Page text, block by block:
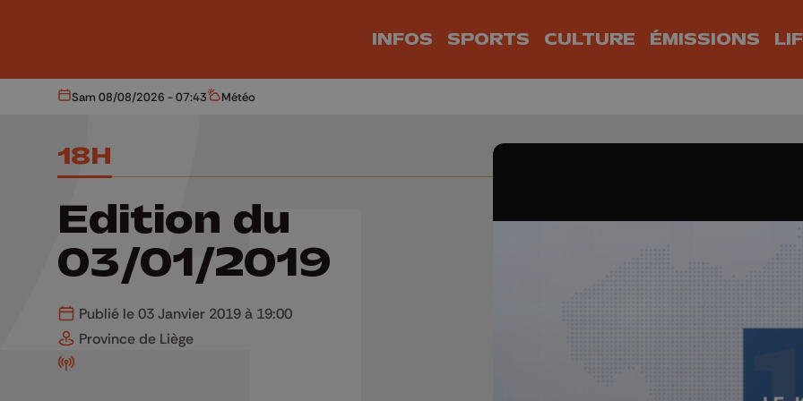
INFOS SPORTS CULTURE ÉMISSIONS
Aujourd'hui
Sam 08/08/2026 - 07:43 Météo
Météo
18H
Edition du
03/01/2019
Publié le 03 Janvier 2019 à 19:00
Province de Liège